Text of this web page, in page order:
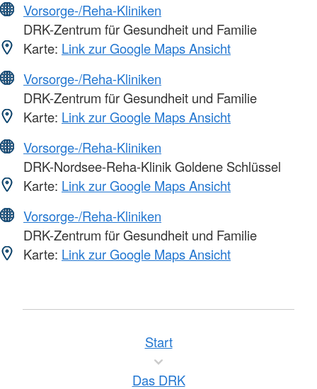
Vorsorge-/Reha-Kliniken
DRK-Zentrum für Gesundheit und Familie
Karte: Link zur Google Maps Ansicht
Vorsorge-/Reha-Kliniken
DRK-Zentrum für Gesundheit und Familie
Karte: Link zur Google Maps Ansicht
Vorsorge-/Reha-Kliniken
DRK-Nordsee-Reha-Klinik Goldene Schlüssel
Karte: Link zur Google Maps Ansicht
Vorsorge-/Reha-Kliniken
DRK-Zentrum für Gesundheit und Familie
Karte: Link zur Google Maps Ansicht
Start
Das DRK